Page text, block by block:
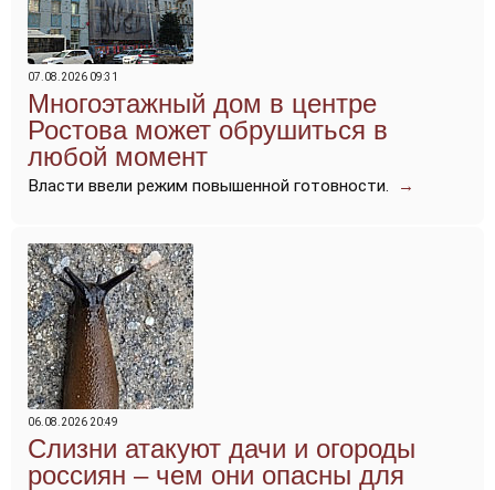
07.08.2026 09:31
Многоэтажный дом в центре
Ростова может обрушиться в
любой момент
Власти ввели режим повышенной готовности. →
06.08.2026 20:49
Слизни атакуют дачи и огороды
россиян – чем они опасны для